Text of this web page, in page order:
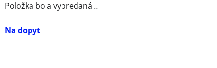
Na dopyt
Položka bola vypredaná…